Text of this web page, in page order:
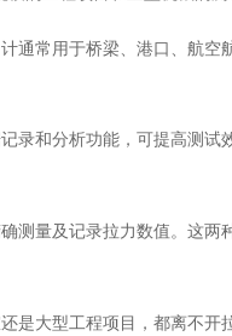
通常用于桥梁、港口、航空
录和分析功能，可提高测试
测量及记录拉力数值。这两
是大型工程项目，都离不开